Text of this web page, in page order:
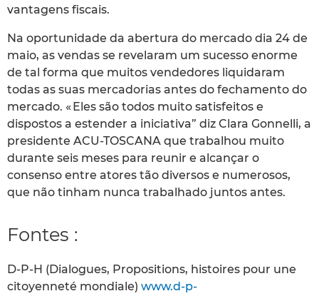
vantagens fiscais.
Na oportunidade da abertura do mercado dia 24 de
maio, as vendas se revelaram um sucesso enorme
de tal forma que muitos vendedores liquidaram
todas as suas mercadorias antes do fechamento do
mercado. « Eles são todos muito satisfeitos e
dispostos a estender a iniciativa” diz Clara Gonnelli, a
presidente ACU-TOSCANA que trabalhou muito
durante seis meses para reunir e alcançar o
consenso entre atores tão diversos e numerosos,
que não tinham nunca trabalhado juntos antes.
Fontes :
D-P-H (Dialogues, Propositions, histoires pour une
citoyenneté mondiale) www.d-p-